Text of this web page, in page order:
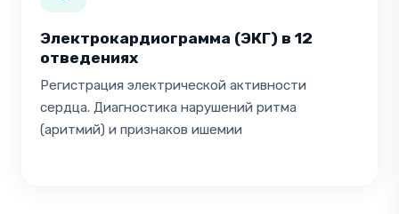
Электрокардиограмма (ЭКГ) в 12
отведениях
Регистрация электрической активности
сердца. Диагностика нарушений ритма
(аритмий) и признаков ишемии